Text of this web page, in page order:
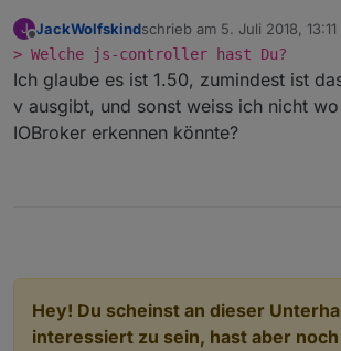
J
Offline
JackWolfskindschrieb am 5. Juli 2018, 13:11
zuletzt editiert von
> Welche js-controller hast Du?
Ich glaube es ist 1.50, zumindest ist
v ausgibt, und sonst weiss ich nicht
IOBroker erkennen könnte?
Hey! Du scheinst an dieser
interessiert zu sein, hast aber